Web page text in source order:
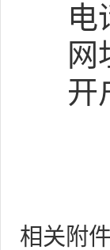
电
网
开
相关附件